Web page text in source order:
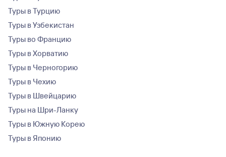
Туры в Турцию
Туры в Узбекистан
Туры во Францию
Туры в Хорватию
Туры в Черногорию
Туры в Чехию
Туры в Швейцарию
Туры на Шри-Ланку
Туры в Южную Корею
Туры в Японию